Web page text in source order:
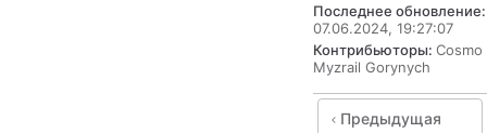
Последнее обновление:
07.06.2024, 19:27:07
Контрибьюторы: Cosmo
Myzrail Gorynych
Предыдущая